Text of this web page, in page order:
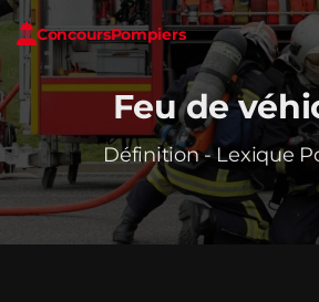
ConcoursPompiers
Feu de
Définition - Lexique